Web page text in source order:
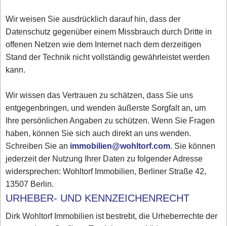
Wir weisen Sie ausdrücklich darauf hin, dass der
Datenschutz gegenüber einem Missbrauch durch Dritte in
offenen Netzen wie dem Internet nach dem derzeitigen
Stand der Technik nicht vollständig gewährleistet werden
kann.
Wir wissen das Vertrauen zu schätzen, dass Sie uns
entgegenbringen, und wenden äußerste Sorgfalt an, um
Ihre persönlichen Angaben zu schützen. Wenn Sie Fragen
haben, können Sie sich auch direkt an uns wenden.
Schreiben Sie an immobilien@wohltorf.com. Sie können
jederzeit der Nutzung Ihrer Daten zu folgender Adresse
widersprechen: Wohltorf Immobilien, Berliner Straße 42,
13507 Berlin.
URHEBER- UND KENNZEICHENRECHT
Dirk Wohltorf Immobilien ist bestrebt, die Urheberrechte der